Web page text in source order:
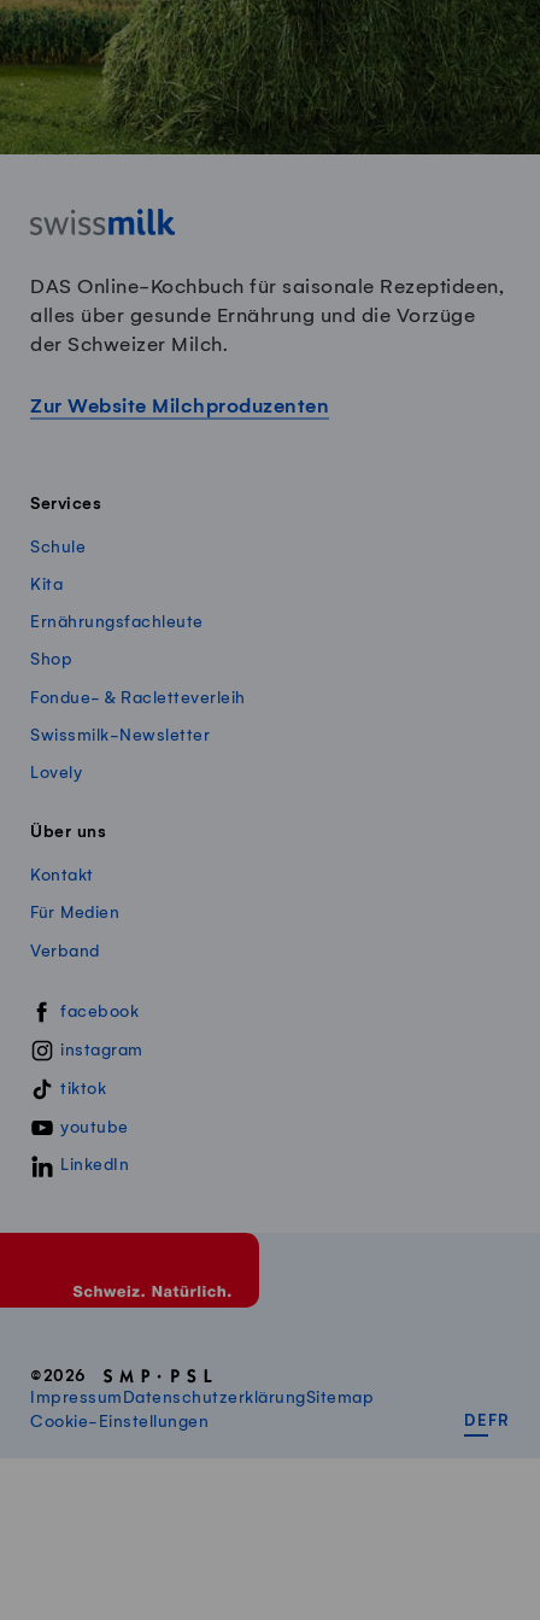
DAS Online-Kochbuch für saisonale Rezeptideen,
alles über gesunde Ernährung und die Vorzüge
der Schweizer Milch.
Zur Website Milchproduzenten
Services
Schule
Kita
Ernährungsfachleute
Shop
Fondue- & Racletteverleih
Swissmilk-Newsletter
Lovely
Über uns
Kontakt
Für Medien
Verband
Swissmillk auf Social Media
facebook
instagram
tiktok
youtube
LinkedIn
©2026
Impressum DatenschutzerklärungSitemap
Cookie-Einstellungen
DE FR